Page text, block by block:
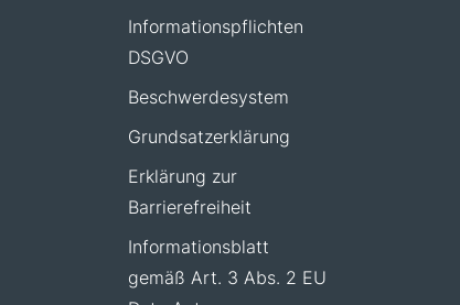
Informationspflichten
DSGVO
Beschwerdesystem
Grundsatzerklärung
Erklärung zur
Barrierefreiheit
Informationsblatt
gemäß Art. 3 Abs. 2 EU